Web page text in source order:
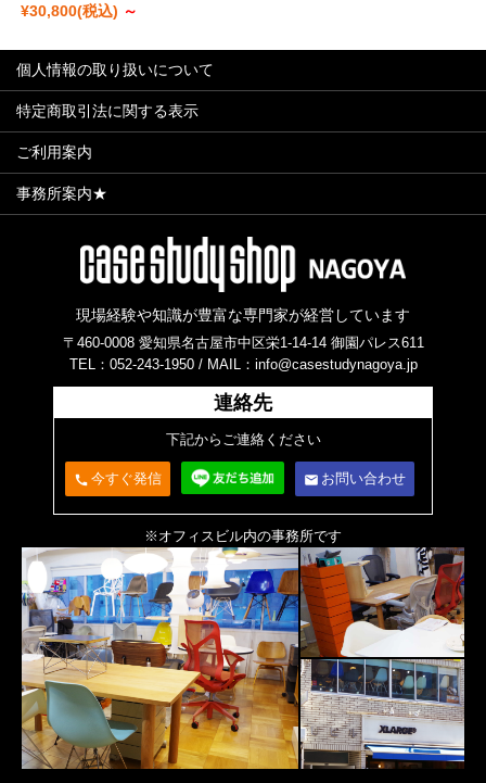
¥30,800(税込) ～
個人情報の取り扱いについて
特定商取引法に関する表示
ご利用案内
事務所案内★
現場経験や知識が豊富な専門家が経営しています
〒460-0008 愛知県名古屋市中区栄1-14-14 御園パレス611
TEL：052-243-1950 / MAIL：info@casestudynagoya.jp
連絡先
下記からご連絡ください
call 今すぐ発信 email お問い合わせ
※オフィスビル内の事務所です